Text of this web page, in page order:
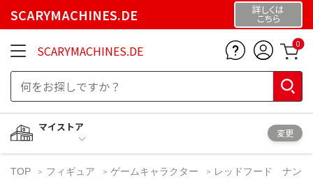
SCARYMACHINES.DE 詳しくは
こちら
SCARYMACHINES.DE 0
マイストア
変更
TOP フィギュア ゲームキャラクター
レッドフード ナン